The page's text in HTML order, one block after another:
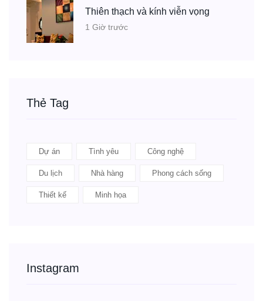
Thiên thạch và kính viễn vọng
1 Giờ trước
Thẻ Tag
Dự án Tình yêu Công nghệ
Du lịch Nhà hàng Phong cách sống
Thiết kế Minh họa
Instagram